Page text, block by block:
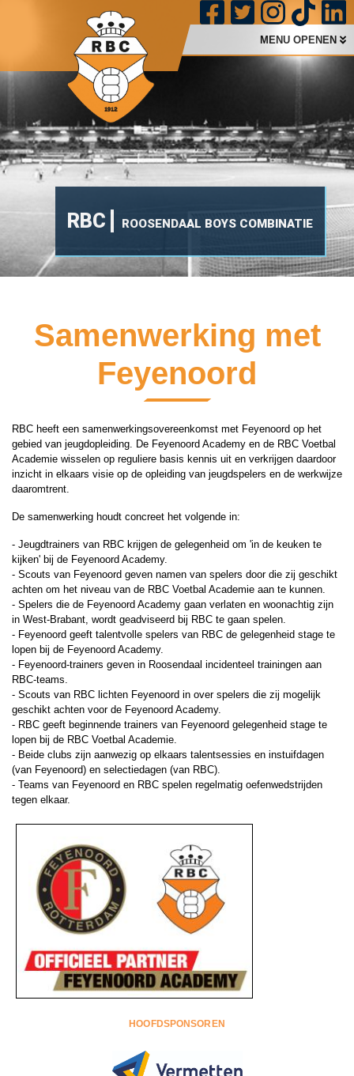
RBC ROOSENDAAL BOYS COMBINATIE
MENU OPENEN
Samenwerking met
Feyenoord
RBC heeft een samenwerkingsovereenkomst met Feyenoord op het
gebied van jeugdopleiding. De Feyenoord Academy en de RBC Voetbal
Academie wisselen op reguliere basis kennis uit en verkrijgen daardoor
inzicht in elkaars visie op de opleiding van jeugdspelers en de werkwijze
daaromtrent.
De samenwerking houdt concreet het volgende in:
- Jeugdtrainers van RBC krijgen de gelegenheid om 'in de keuken te
kijken' bij de Feyenoord Academy.
- Scouts van Feyenoord geven namen van spelers door die zij geschikt
achten om het niveau van de RBC Voetbal Academie aan te kunnen.
- Spelers die de Feyenoord Academy gaan verlaten en woonachtig zijn
in West-Brabant, wordt geadviseerd bij RBC te gaan spelen.
- Feyenoord geeft talentvolle spelers van RBC de gelegenheid stage te
lopen bij de Feyenoord Academy.
- Feyenoord-trainers geven in Roosendaal incidenteel trainingen aan
RBC-teams.
- Scouts van RBC lichten Feyenoord in over spelers die zij mogelijk
geschikt achten voor de Feyenoord Academy.
- RBC geeft beginnende trainers van Feyenoord gelegenheid stage te
lopen bij de RBC Voetbal Academie.
- Beide clubs zijn aanwezig op elkaars talentsessies en instuifdagen
(van Feyenoord) en selectiedagen (van RBC).
- Teams van Feyenoord en RBC spelen regelmatig oefenwedstrijden
tegen elkaar.
HOOFDSPONSOREN